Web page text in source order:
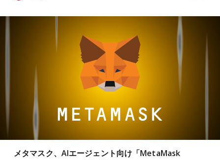
メタマスク、AIエージェント向け「MetaMask